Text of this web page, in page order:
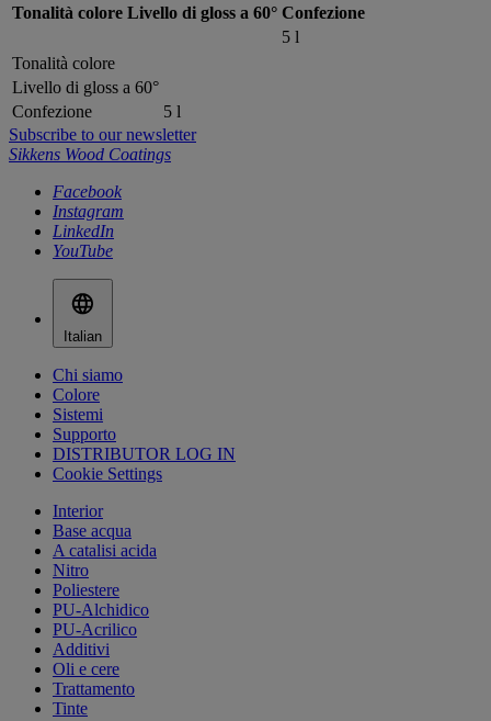
Tonalità colore Livello di gloss a 60° Confezione
5 l
Tonalità colore
Livello di gloss a 60°
Confezione
5 l
Subscribe to our newsletter
Sikkens Wood Coatings
Facebook
Instagram
LinkedIn
YouTube
Italian
Chi siamo
Colore
Sistemi
Supporto
DISTRIBUTOR LOG IN
Cookie Settings
Interior
Base acqua
A catalisi acida
Nitro
Poliestere
PU-Alchidico
PU-Acrilico
Additivi
Oli e cere
Trattamento
Tinte